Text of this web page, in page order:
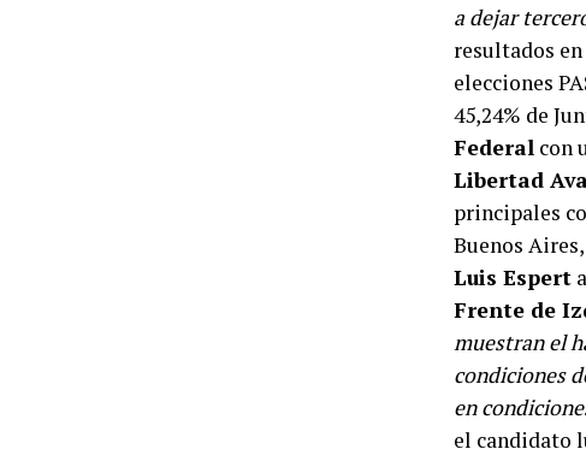
a dejar
resultados
elecciones
45,24% de
Federal con
Libertad
principales
Buenos
Luis Espert
Frente de
muestran el
condiciones
en
el candidato